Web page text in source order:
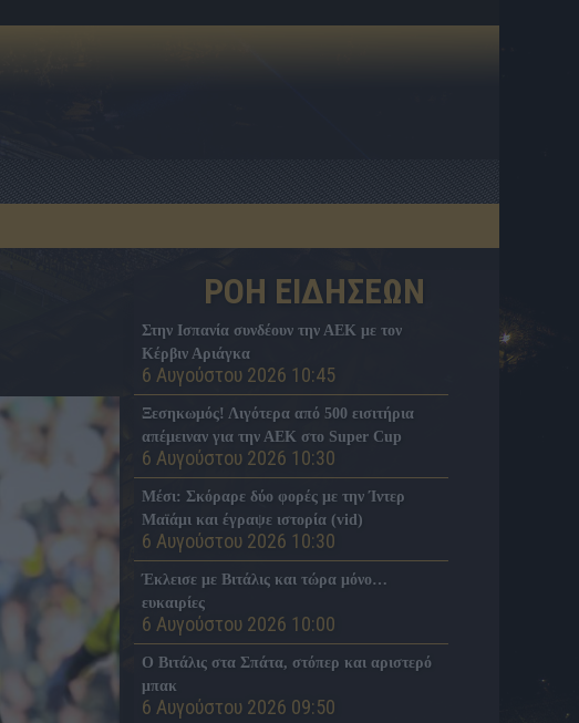
ΡΟΗ ΕΙΔΗΣΕΩΝ
Στην Ισπανία συνδέουν την ΑΕΚ με τον
Κέρβιν Αριάγκα
6 Αυγούστου 2026 10:45
Ξεσηκωμός! Λιγότερα από 500 εισιτήρια
απέμειναν για την ΑΕΚ στο Super Cup
6 Αυγούστου 2026 10:30
Μέσι: Σκόραρε δύο φορές με την Ίντερ
Μαϊάμι και έγραψε ιστορία (vid)
6 Αυγούστου 2026 10:30
Έκλεισε με Βιτάλις και τώρα μόνο…
ευκαιρίες
6 Αυγούστου 2026 10:00
Ο Βιτάλις στα Σπάτα, στόπερ και αριστερό
μπακ
6 Αυγούστου 2026 09:50